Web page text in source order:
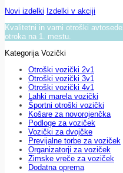
Novi izdelki Izdelki v akciji
Kvalitetni in varni otroški
otroka na 1. mestu.
Kategorija Vozički
Otroški vozički 2v1
Otroški vozički 3v1
Otroški vozički 4v1
Lahki marela vozički
Športni otroški vozički
Košare za novorojenčka
Podloge za voziček
Vozički za dvojčke
Previjalne torbe za voziček
Organizatorji za voziček
Zimske vreče za voziček
Dodatna oprema